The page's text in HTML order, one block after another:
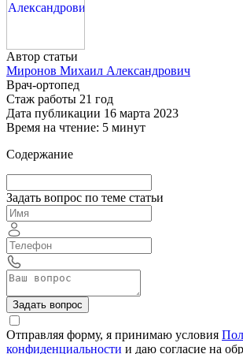
Автор статьи
Миронов Михаил Александрович
Врач-ортопед
Стаж работы 21 год
Дата публикации 16 марта 2023
Время на чтение: 5 минут
Содержание
Задать вопрос по теме статьи
Задать вопрос
Отправляя форму, я принимаю условия
конфиденциальности и даю согласие на